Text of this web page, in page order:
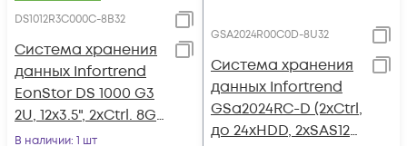
DS1012R3C000C-8B32
Система хранения
данных Infortrend
EonStor DS 1000 G3
2U, 12x3.5", 2xCtrl. 8GB
total (2x4GB), 2x12G
В наличии: 1 шт
GSA2024R00C0D-8U32
Система хранения
данных Infortrend
GSa2024RC-D (2xCtrl,
до 24xHDD, 2xSAS12G